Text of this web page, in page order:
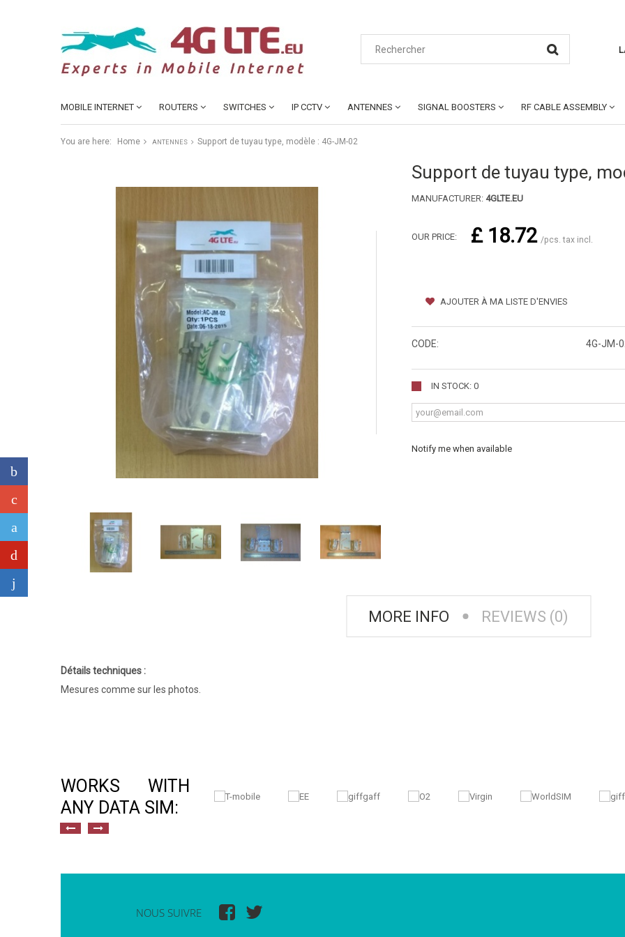
MOBILE INTERNET ROUTERS SWITCHES IP CCTV ANTENNES SIGNAL BOOSTERS RF CABLE ASSEMBLY
You are here: Home ANTENNES Support de tuyau type, modèle : 4G-JM-02
Support de tuyau type,
MANUFACTURER: 4GLTE.EU
OUR PRICE: £ 18.72 /pcs. tax incl.
AJOUTER À MA LISTE D'ENVIES
CODE: 4G-JM-
IN STOCK: 0
Notify me when available
MORE INFO REVIEWS (0)
Détails techniques :
Mesures comme sur les photos.
WORKS WITH
ANY DATA SIM:
NOUS SUIVRE